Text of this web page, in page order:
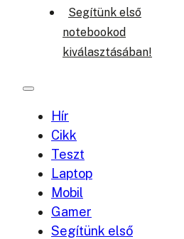
Segítünk első
notebookod
kiválasztásában!
Hír
Cikk
Teszt
Laptop
Mobil
Gamer
Segítünk első